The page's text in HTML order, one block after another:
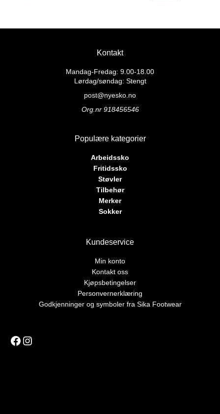
produktet
2.989 kr.2.689 kr.
produktet
flere
Alternativene
kan
velges
produktsiden
Kontakt
Mandag-Fredag: 9.00-18.00
Lørdag/søndag: Stengt
post@nyesko.no
Org.nr 918456546
Populære kategorier
Arbeidssko
Fritidssko
Støvler
Tilbehør
Merker
Sokker
Kundeservice
Min konto
Kontakt oss
Kjøpsbetingelser
Personvernerklæring
Godkjenninger og symboler fra Sika Footwear
Facebook
Instagram